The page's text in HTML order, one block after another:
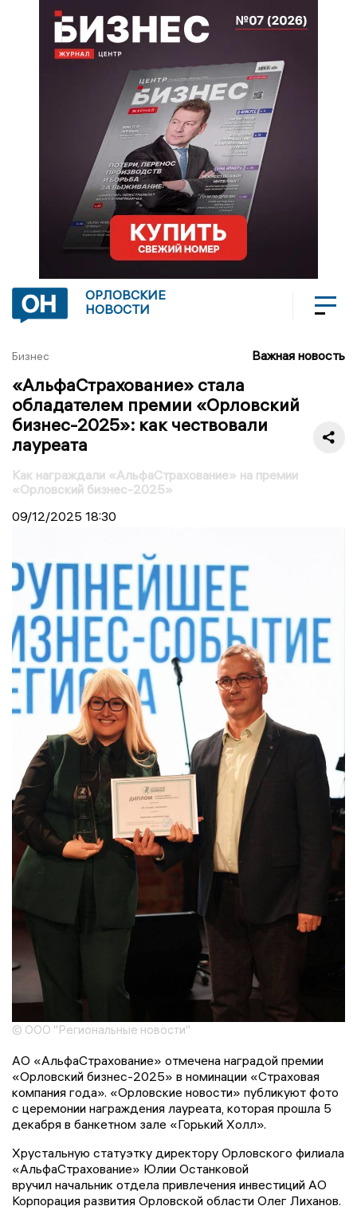
ОРЛОВСКИЕ
НОВОСТИ
Бизнес Важная новость
«АльфаСтрахование» стала
обладателем премии «Орловский
бизнес-2025»: как чествовали
лауреата
Как награждали «АльфаСтрахование» на премии
«Орловский бизнес-2025»
09/12/2025 18:30
© ООО "Региональные новости"
АО «АльфаСтрахование» отмечена наградой премии
«Орловский бизнес-2025» в номинации «Страховая
компания года». «Орловские новости» публикуют фото
с церемонии награждения лауреата, которая прошла 5
декабря в банкетном зале «Горький Холл».
Хрустальную статуэтку директору Орловского филиала
«АльфаСтрахование» Юлии Останковой
вручил начальник отдела привлечения инвестиций АО
Корпорация развития Орловской области Олег Лиханов.